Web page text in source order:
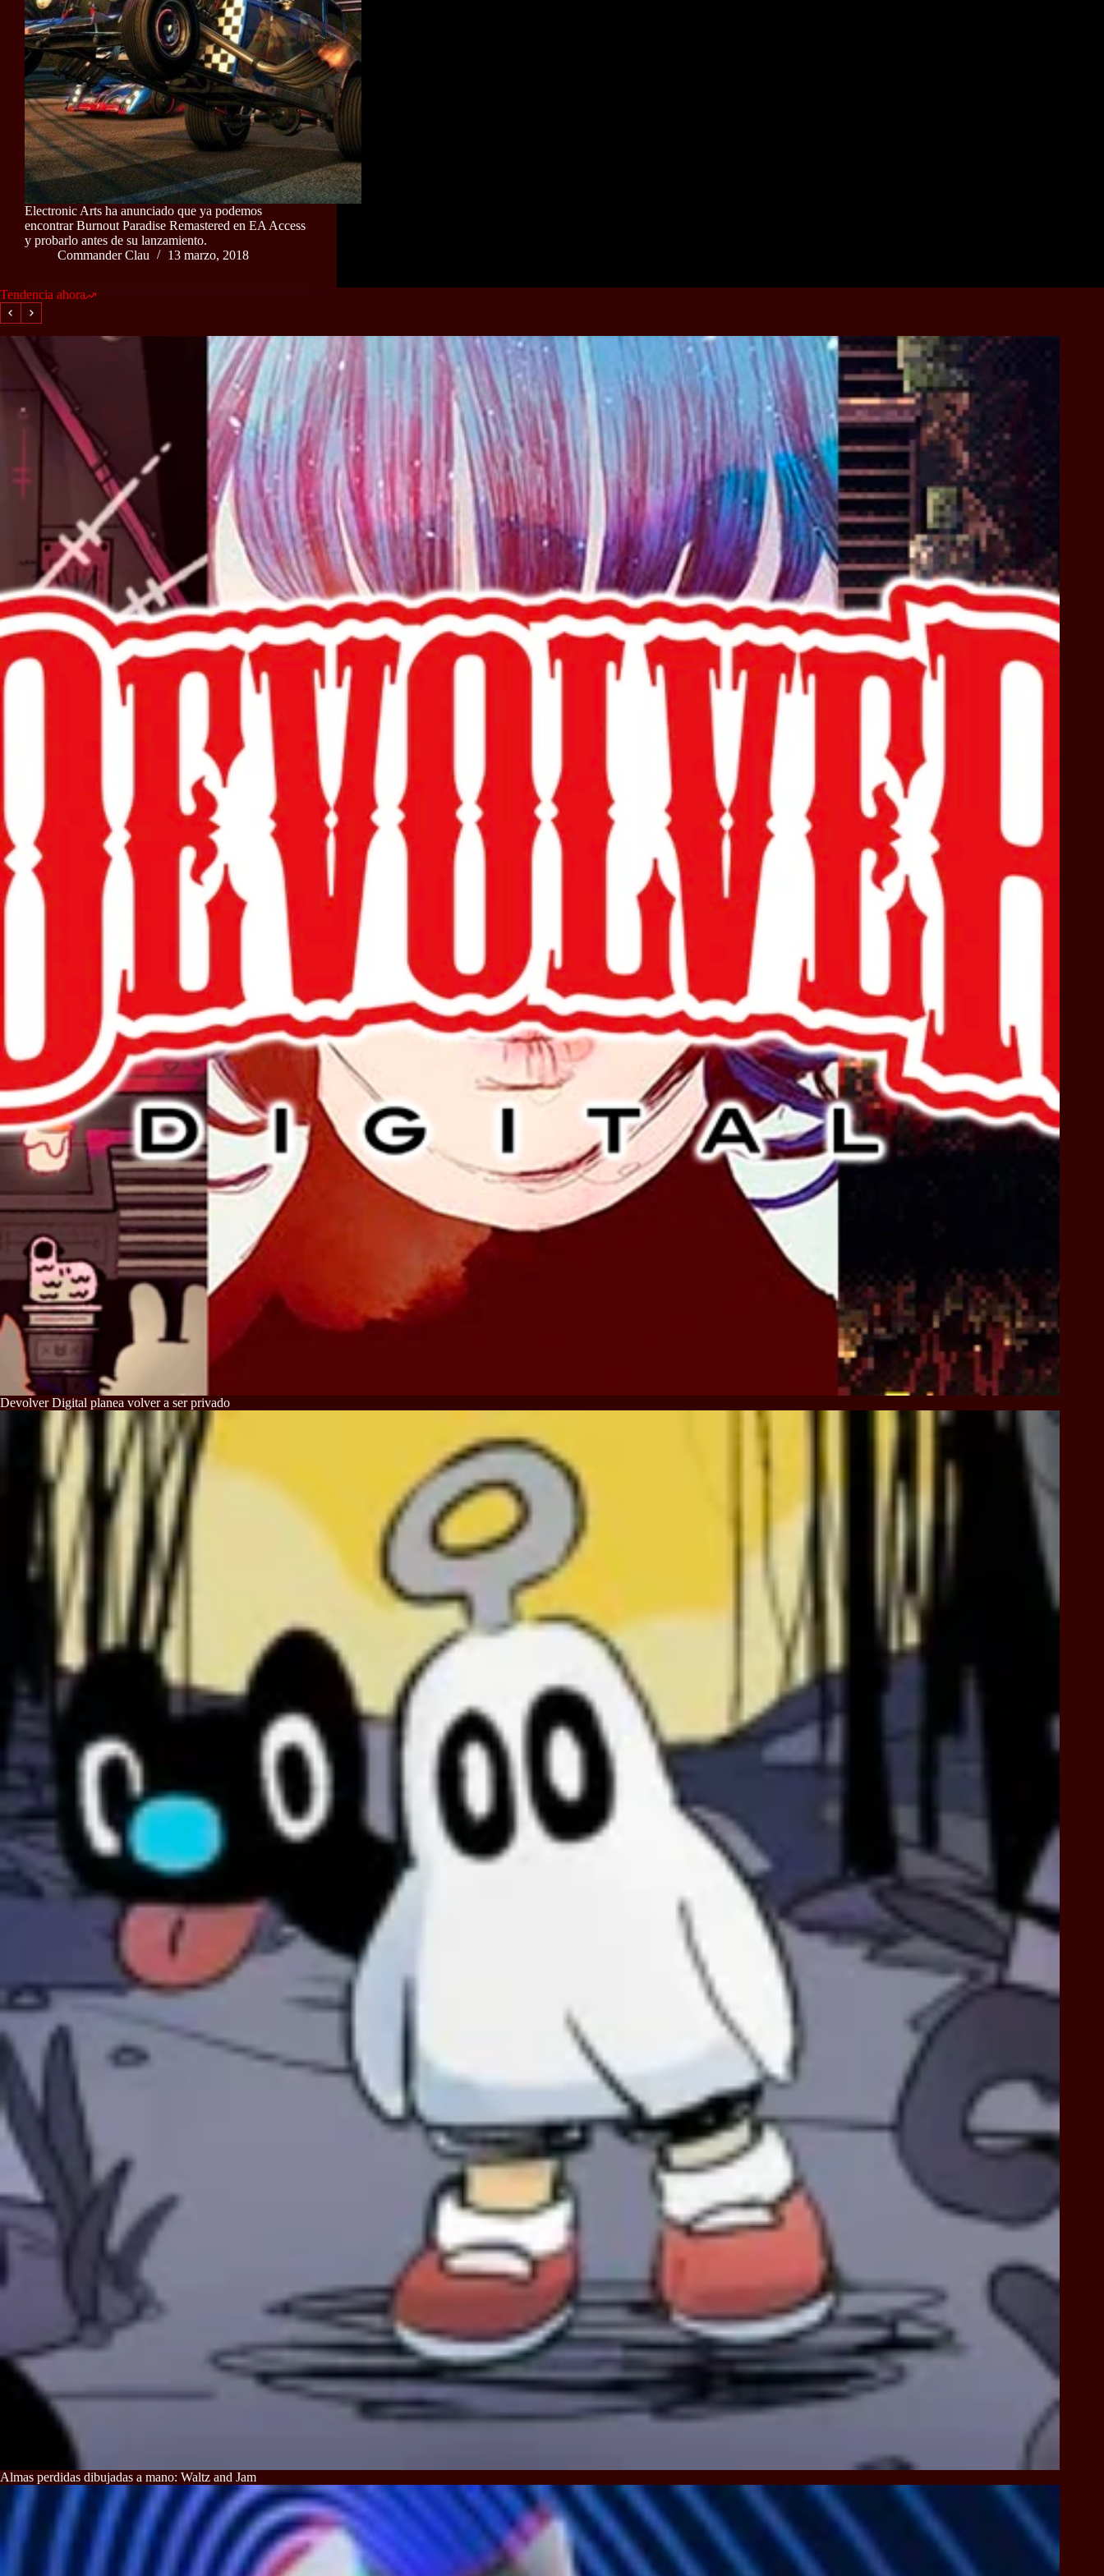
Electronic Arts ha anunciado que ya podemos
encontrar Burnout Paradise Remastered en EA Access
y probarlo antes de su lanzamiento.
Commander Clau
13 marzo, 2018
Tendencia ahora
Devolver Digital planea volver a ser privado
Almas perdidas dibujadas a mano: Waltz and Jam